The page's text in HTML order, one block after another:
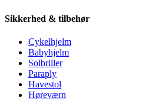
Sikkerhed & tilbehør
Cykelhjelm
Babyhjelm
Solbriller
Paraply
Havestol
Høreværn